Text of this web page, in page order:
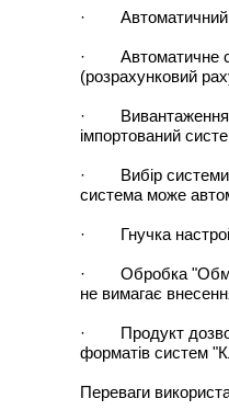
· Автоматичний
· Автоматичне
(розрахунковий
· Вивантаження
імпортований
· Вибір системи
система може
· Гнучка
· Обробка "Обмін
не вимагає
· Продукт
форматів систем
Переваги